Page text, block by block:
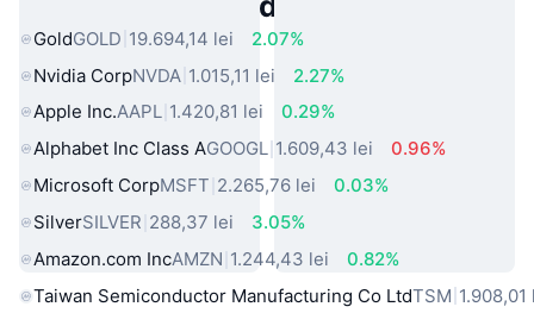
GoldGOLD 19.694,14 lei
2.07%
Nvidia CorpNVDA 1.015,11 lei
2.27%
Apple Inc.AAPL 1.420,81 lei
0.29%
Alphabet Inc Class AGOOGL 1.609,43 lei
0.96%
Microsoft CorpMSFT 2.265,76 lei
0.03%
SilverSILVER 288,37 lei
3.05%
Amazon.com IncAMZN 1.244,43 lei
0.82%
Taiwan Semiconductor Manufacturing Co LtdTSM 1.908,01